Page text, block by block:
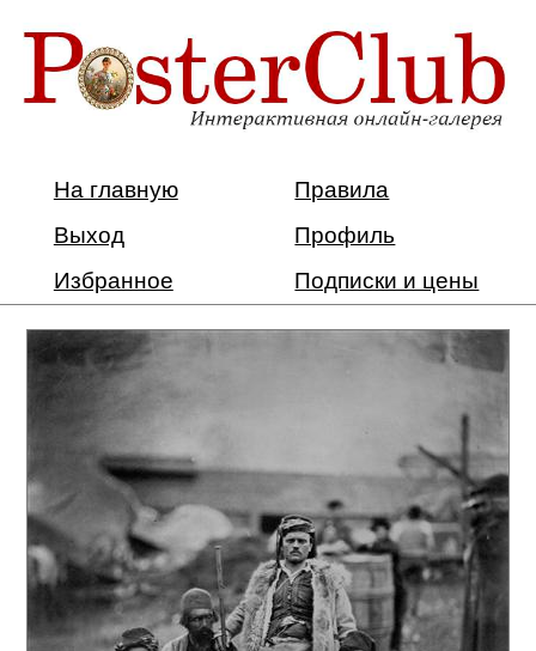
На главную
Правила
Выход
Профиль
Избранное
Подписки и цены